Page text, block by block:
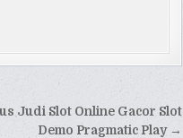
Judi Slot Online Gacor Slot
Demo Pragmatic Play →